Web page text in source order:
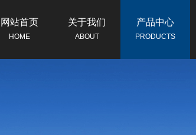
网站首页
HOME
关于我们
ABOUT
产品中心
PRODUCTS